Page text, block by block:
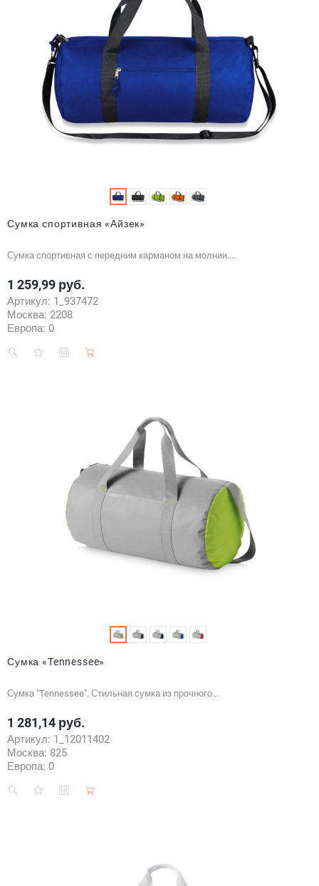
Сумка спортивная «Айзек»
Сумка спортивная с передним карманом на молнии....
Цена
1 259,99 руб.
Артикул: 1_937472
Москва: 2208
Европа: 0
Сумка «Tennessee»
Сумка "Tennessee". Стильная сумка из прочного...
Цена
1 281,14 руб.
Артикул: 1_12011402
Москва: 825
Европа: 0